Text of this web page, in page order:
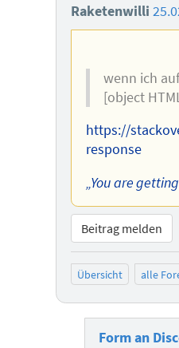
Raketenwilli
wenn ich
[object
https://
response
„You are
Beitrag melden
Übersicht alle
Form an